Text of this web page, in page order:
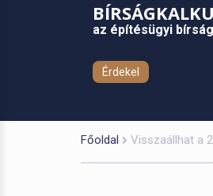
az építésügyi
Érdekel
Főoldal Visszaállhat a